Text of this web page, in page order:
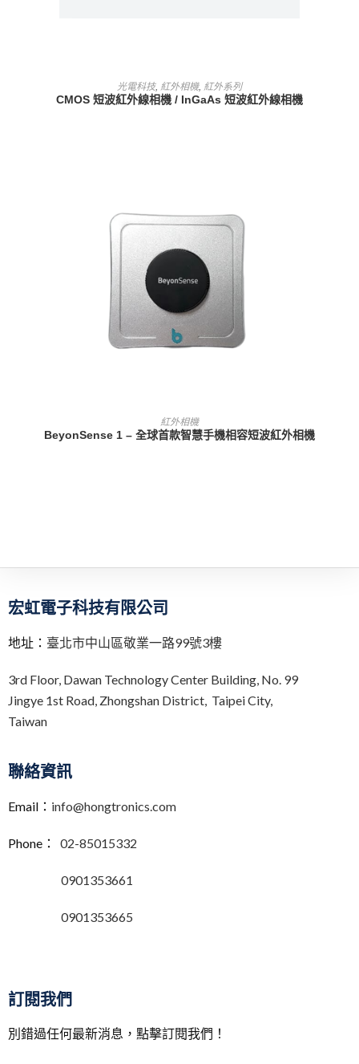
查看內容
光電科技, 紅外相機, 紅外系列
CMOS 短波紅外線相機 / InGaAs 短波紅外線相機
查看內容
紅外相機
BeyonSense 1 – 全球首款智慧手機相容短波紅外相機
宏虹電子科技有限公司
地址： 臺北市中山區敬業一路99號3樓
3rd Floor, Dawan Technology Center Building, No. 99
Jingye 1st Road, Zhongshan District, Taipei City,
Taiwan
聯絡資訊
Email： info@hongtronics.com
Phone： 02-85015332
0901353661
0901353665
訂閱我們
別錯過任何最新消息，點擊訂閱我們！